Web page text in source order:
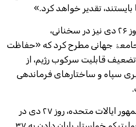
بایستند، تقدیر خواهد کرد.»
شاهزاده رضا پهلوی روز ۲۶ دی نیز در سخنانی،
جهانی مطرح کرد که «حفاظت
تضعیف قابلیت سرکوب رژیم، از
سپاه و ساختارهای فرماندهی
دونالد ترامپ، رئیس‌جمهور ایالات متحده، روز ۲۷ دی در